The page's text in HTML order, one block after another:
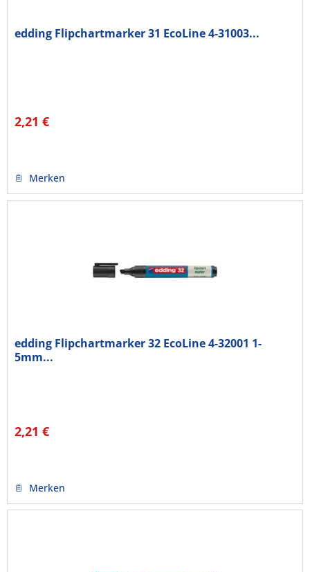
edding Flipchartmarker 31 EcoLine 4-31003...
2,21 €
Merken
edding Flipchartmarker 32 EcoLine 4-32001 1-
5mm...
2,21 €
Merken